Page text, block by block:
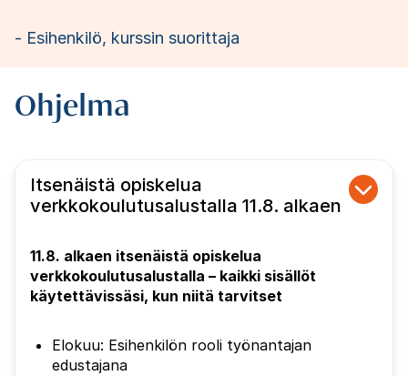
Esihenkilö, kurssin suorittaja
Ohjelma
Itsenäistä opiskelua
verkkokoulutusalustalla 11.8. alkaen
11.8. alkaen itsenäistä opiskelua
verkkokoulutusalustalla – kaikki sisällöt
käytettävissäsi, kun niitä tarvitset
Elokuu: Esihenkilön rooli työnantajan
edustajana